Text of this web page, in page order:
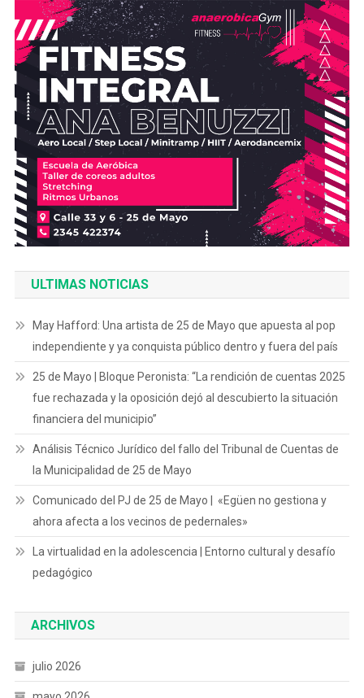
ULTIMAS NOTICIAS
May Hafford: Una artista de 25 de Mayo que apuesta al pop
independiente y ya conquista público dentro y fuera del país
25 de Mayo | Bloque Peronista: “La rendición de cuentas 2025
fue rechazada y la oposición dejó al descubierto la situación
financiera del municipio”
Análisis Técnico Jurídico del fallo del Tribunal de Cuentas de
la Municipalidad de 25 de Mayo
Comunicado del PJ de 25 de Mayo | «Egüen no gestiona y
ahora afecta a los vecinos de pedernales»
La virtualidad en la adolescencia | Entorno cultural y desafío
pedagógico
ARCHIVOS
julio 2026